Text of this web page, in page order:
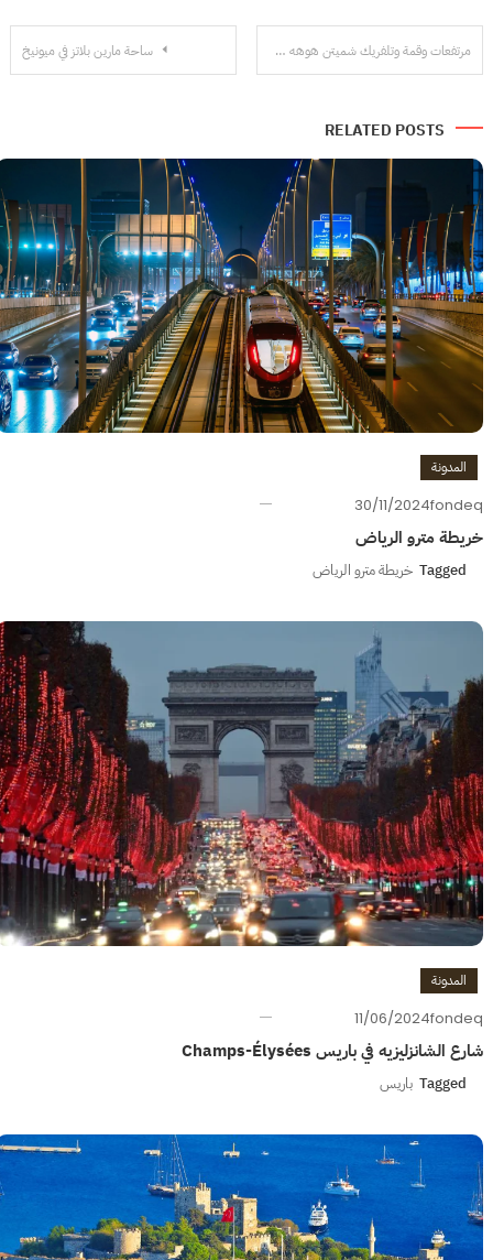
تصفّح
ساحة مارين بلاتز في ميونيخ مرتفعات وقمة وتلفريك شميتن هوهه في زيلامسي (Schmittenhöhe )
RELATED POSTS
المدونة
30/11/2024fondeq
خريطة مترو الرياض
Tagged خريطة مترو الرياض
المدونة
11/06/2024fondeq
شارع الشانزليزيه في باريس Champs-Élysées
Tagged باريس